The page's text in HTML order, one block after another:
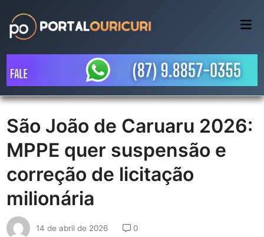
content
São João de Caruaru 2026:
MPPE quer suspensão e
correção de licitação
milionária
14 de abril de 2026 0